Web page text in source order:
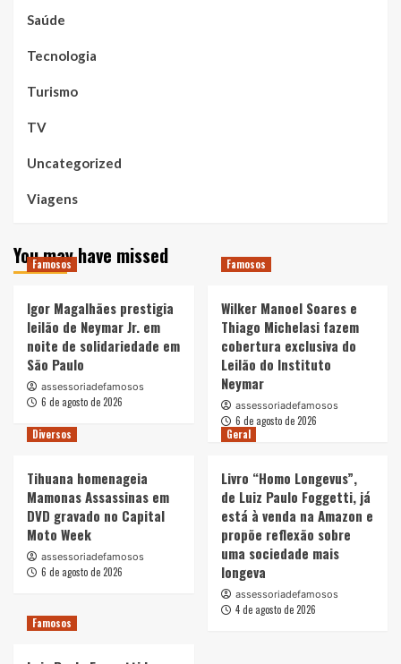
Saúde
Tecnologia
Turismo
TV
Uncategorized
Viagens
You may have missed
Famosos
Igor Magalhães prestigia
leilão de Neymar Jr. em
noite de solidariedade em
São Paulo
assessoriadefamosos
6 de agosto de 2026
Famosos
Wilker Manoel Soares e
Thiago Michelasi fazem
cobertura exclusiva do
Leilão do Instituto
Neymar
assessoriadefamosos
6 de agosto de 2026
Diversos
Tihuana homenageia
Mamonas Assassinas em
DVD gravado no Capital
Moto Week
assessoriadefamosos
6 de agosto de 2026
Geral
Livro “Homo Longevus”,
de Luiz Paulo Foggetti, já
está à venda na Amazon e
propõe reflexão sobre
uma sociedade mais
longeva
assessoriadefamosos
4 de agosto de 2026
Famosos